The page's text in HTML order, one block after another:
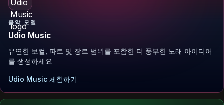
음악 모델
Udio Music
유연한 보컬, 파트 및 장르 범위를 포함한 더 풍부한 노래 아이디어
를 생성하세요
Udio Music 체험하기